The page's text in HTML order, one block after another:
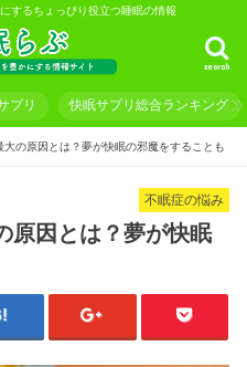
するちょっぴり役立つ睡眠の情報
search
プリ 快眠サプリ総合ランキング
大の原因とは？夢が快眠の邪魔をすることも
不眠症の悩み
原因とは？夢が快眠